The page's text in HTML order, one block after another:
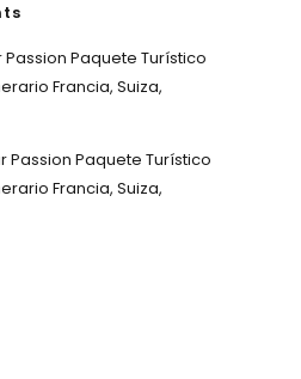
Passion Paquete Turístico
Francia, Suiza,
Passion Paquete Turístico
Francia, Suiza,